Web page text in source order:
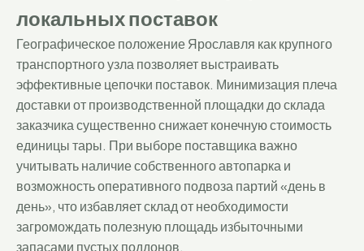
локальных поставок
Географическое положение Ярославля как крупного
транспортного узла позволяет выстраивать
эффективные цепочки поставок. Минимизация плеча
доставки от производственной площадки до склада
заказчика существенно снижает конечную стоимость
единицы тары. При выборе поставщика важно
учитывать наличие собственного автопарка и
возможность оперативного подвоза партий «день в
день», что избавляет склад от необходимости
загромождать полезную площадь избыточными
запасами пустых поддонов.